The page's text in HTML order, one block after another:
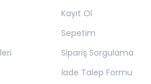
Kayıt Ol
Sepetim
Sipariş Sorgulama
İade Talep Formu